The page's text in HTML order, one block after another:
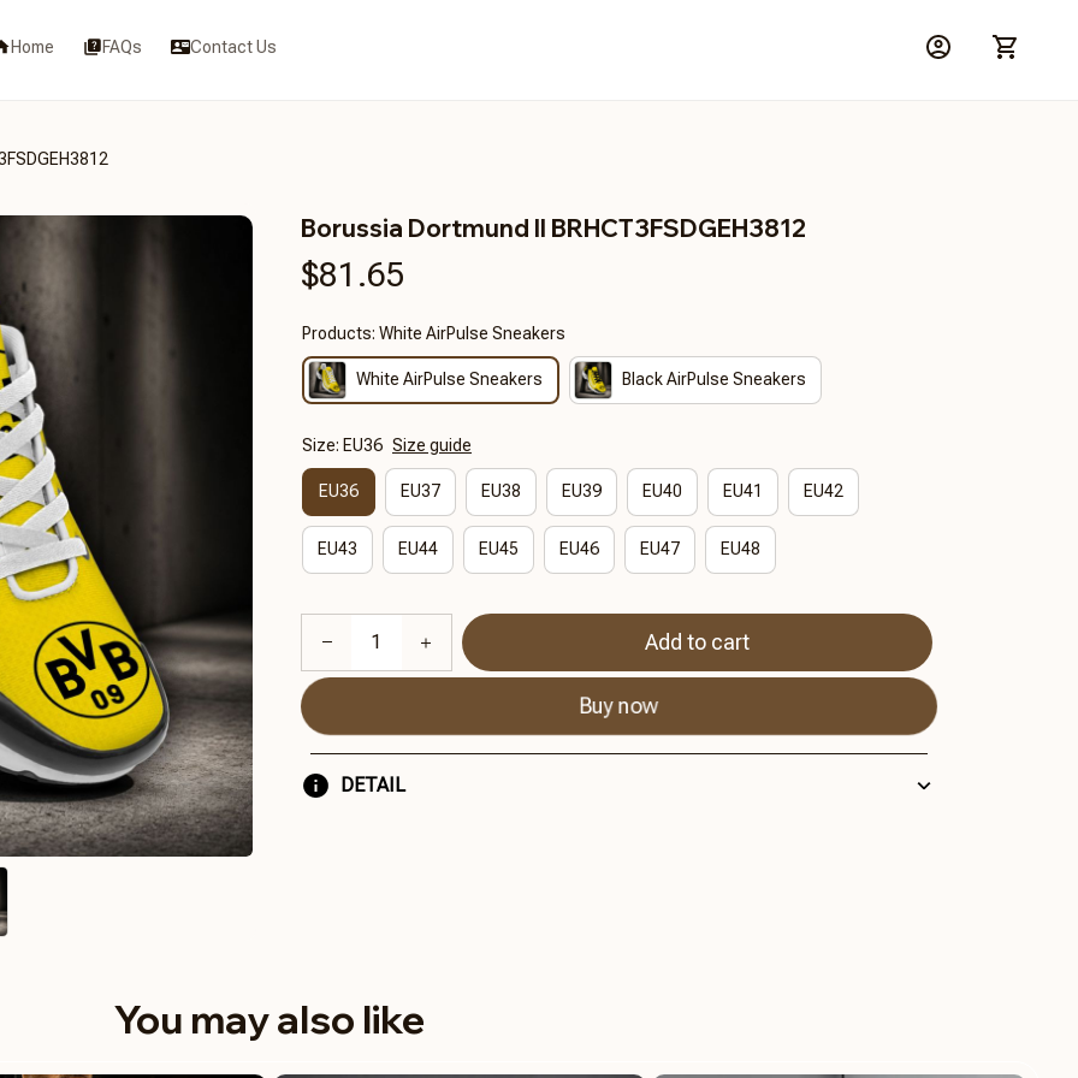
Home FAQs Contact Us
Borussia Dortmund II BRHCT3FSDGEH3812
$81.65
Products: White AirPulse Sneakers
White AirPulse Sneakers Black AirPulse Sneakers
Size: EU36 Size guide
EU36 EU37 EU38 EU39 EU40 EU41 EU42
EU43 EU44 EU45 EU46 EU47 EU48
Add to cart
Buy now
DETAIL
You may also like